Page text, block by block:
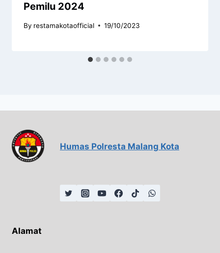
Pemilu 2024
By restamakotaofficial 19/10/2023
Humas Polresta Malang Kota
Alamat